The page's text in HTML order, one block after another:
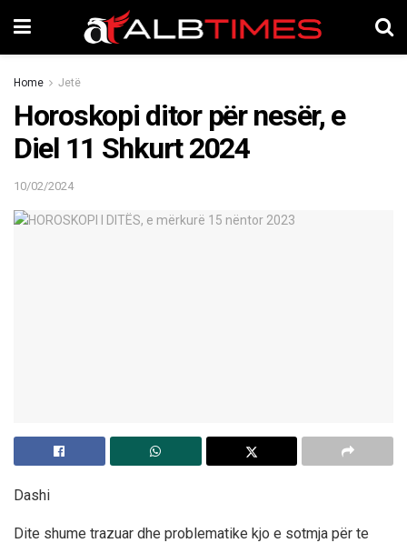
Home Jetë
Horoskopi ditor për nesër, e
Diel 11 Shkurt 2024
10/02/2024
Dashi
Dite shume trazuar dhe problematike kjo e sotmja për te